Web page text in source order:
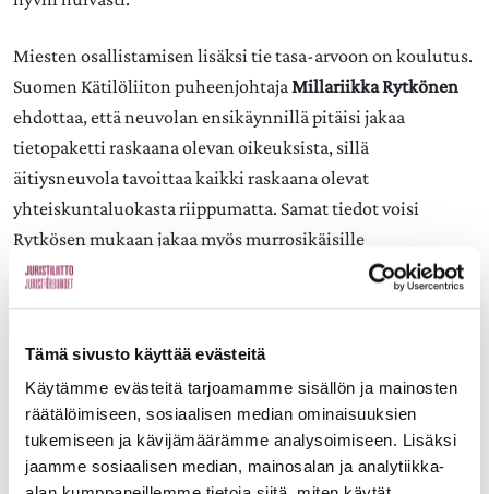
Tämä sivusto käyttää evästeitä
Käytämme evästeitä tarjoamamme sisällön ja mainosten
räätälöimiseen, sosiaalisen median ominaisuuksien
tukemiseen ja kävijämäärämme analysoimiseen. Lisäksi
jaamme sosiaalisen median, mainosalan ja analytiikka-
Miesten osallistamisen lisäksi tie tasa-arvoon on koulutus.
Suomen Kätilöliiton puheenjohtajaMillariikka Rytkönen
ehdottaa, että neuvolan ensikäynnillä pitäisi jakaa
tietopaketti raskaana olevan oikeuksista, sillä
äitiysneuvola tavoittaa kaikki raskaana olevat
yhteiskuntaluokasta riippumatta. Samat tiedot voisi
Rytkösen mukaan jakaa myös murrosikäisille
yhteiskuntaopin tunnilla, jotta tytöt ja pojat tietäisivät
Suivaantuneet kätilöt ovat ennenkin ratkaisseet
työmarkkinaongelmia ja uskon, että myös tämä esitys
kannattaa ottaa käyttöön. Sitä odotellessa jaa raskaana
olevalle tuttavallesi tasa-arvovaltuutetuntietopaketti.Ja
katso hyvän työnantajan tsekkauslistatäältä.